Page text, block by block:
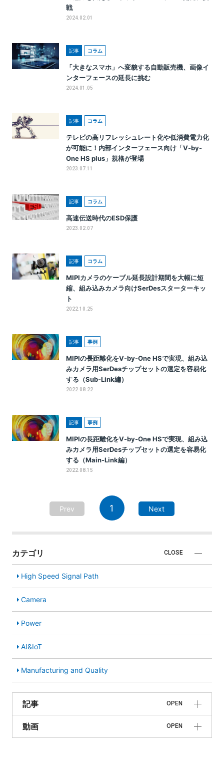
戦
2024.02.01
記事 コラム
「大きなスマホ」へ変貌する自動販売機、画像イ
ンターフェースの延長に挑む
2024.01.05
記事 コラム
テレビの高リフレッシュレート化や低消費電力化
が可能に！内部インターフェース向け「V-by-
One HS plus」規格が登場
2023.07.11
記事 コラム
高速伝送時代のESD保護
2023.02.07
記事 コラム
MIPIカメラのケーブル延長設計期間を大幅に短
縮、組み込みカメラ向けSerDesスターターキッ
ト
2022.10.25
記事 事例
MIPIの長距離化をV-by-One HSで実現、組み込
みカメラ用SerDesチップセットの選定を容易化
する（Sub-Link編）
2022.08.22
記事 事例
MIPIの長距離化をV-by-One HSで実現、組み込
みカメラ用SerDesチップセットの選定を容易化
する（Main-Link編）
2022.08.15
Prev 1 Next
カテゴリ CLOSE
High Speed Signal Path
Camera
Power
AI&IoT
Manufacturing and Quality
記事 OPEN
動画 OPEN